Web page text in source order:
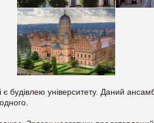
будівлею університету. Даний